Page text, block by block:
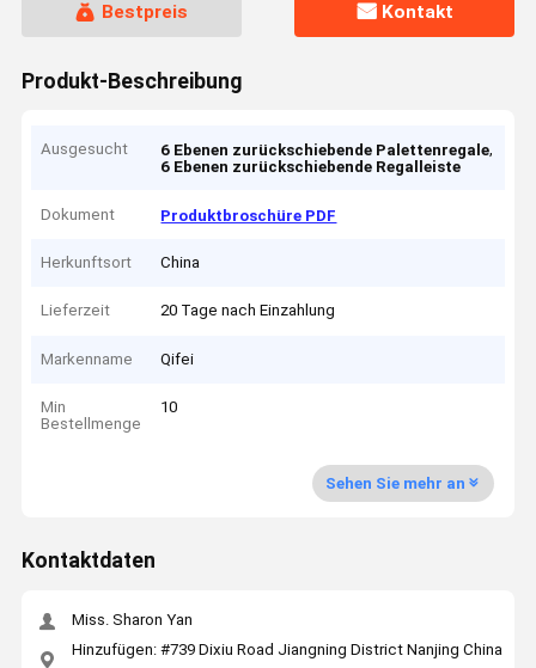
Bestpreis Kontakt
Produkt-Beschreibung
Ausgesucht 6 Ebenen zurückschiebende Palettenregale,
6 Ebenen zurückschiebende Regalleiste
Dokument Produktbroschüre PDF
Herkunftsort China
Lieferzeit 20 Tage nach Einzahlung
Markenname Qifei
Min
Bestellmenge
10
Sehen Sie mehr an
Kontaktdaten
Miss. Sharon Yan
Hinzufügen: #739 Dixiu Road Jiangning District Nanjing China